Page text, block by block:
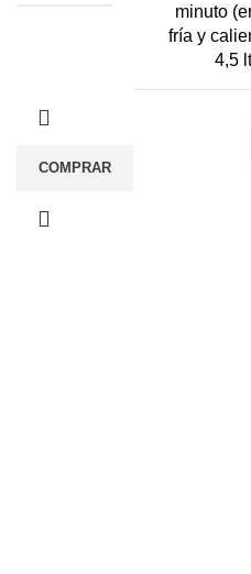
minuto
fría y
4,5
COMPRAR